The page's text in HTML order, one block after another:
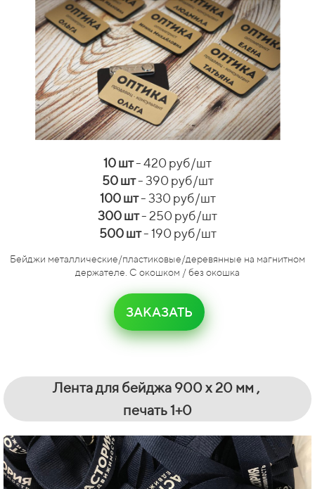
10 шт- 420 руб/шт
50 шт- 390 руб/шт
100 шт- 330 руб/шт
300 шт- 250 руб/шт
500 шт- 190 руб/шт
Бейджи металлические/пластиковые/деревянные на магнитном
держателе. С окошком / без окошка
ЗАКАЗАТЬ
Лента для бейджа 900 х 20 мм ,
печать 1+0